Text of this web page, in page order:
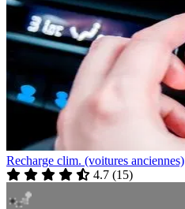
Recharge clim. (voitures anciennes)
4.7 (15)